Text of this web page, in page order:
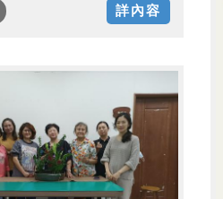
詳內容